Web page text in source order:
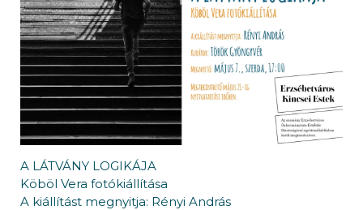
A LÁTVÁNY LOGIKÁJA
Köböl Vera fotókiállítása
A kiállítást megnyitja: Rényi András